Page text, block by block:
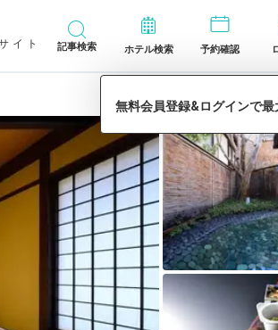
イト
記事検索 ホテル検索 予約確認